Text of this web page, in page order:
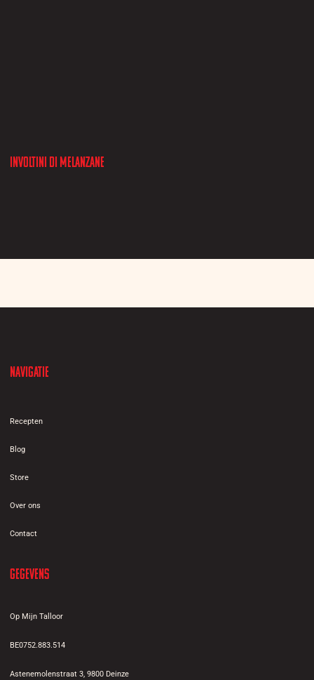
Involtini di melanzane
Navigatie
Recepten
Blog
Store
Over ons
Contact
Gegevens
Op Mijn Talloor
BE0752.883.514
Astenemolenstraat 3, 9800 Deinze